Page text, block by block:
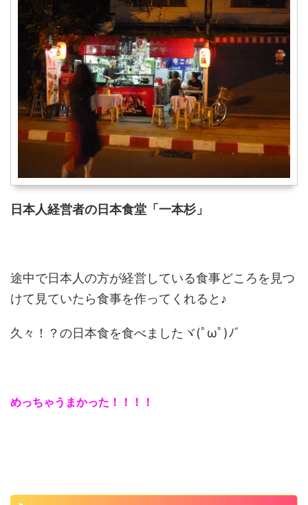
日本人経営者の日本食堂「一本杉」
途中で日本人の方が経営している食事どころを見つ
けて見ていたら食事を作ってくれると♪
久々！？の日本食を食べましたヾ(ﾟωﾟ)ﾉ゛
めっちゃうまかった！！！！